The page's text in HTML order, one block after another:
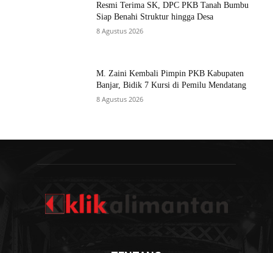
Resmi Terima SK, DPC PKB Tanah Bumbu
Siap Benahi Struktur hingga Desa
8 Agustus 2026
M. Zaini Kembali Pimpin PKB Kabupaten
Banjar, Bidik 7 Kursi di Pemilu Mendatang
8 Agustus 2026